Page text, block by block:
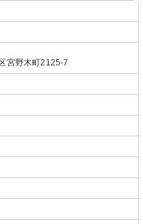
宮野木町2125-7